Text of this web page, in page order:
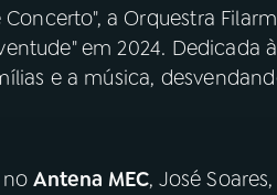
a Orquestra
em 2024. Dedicada
e a música,
noAntena MEC, José